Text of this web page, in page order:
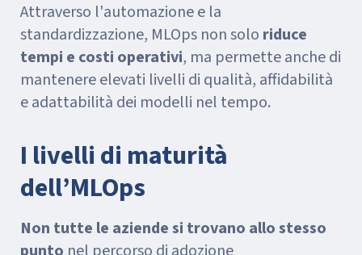
Attraverso l'automazione e la
standardizzazione, MLOps non solo riduce
tempi e costi operativi, ma permette anche di
mantenere elevati livelli di qualità, affidabilità
e adattabilità dei modelli nel tempo.
I livelli di maturità
dell’MLOps
Non tutte le aziende si trovano allo stesso